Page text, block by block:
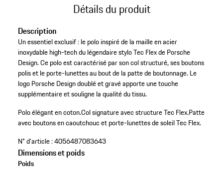
Détails du produit
Description
Un essentiel exclusif : le polo inspiré de la maille en acier
inoxydable high-tech du légendaire stylo Tec Flex de Porsche
Design. Ce polo est caractérisé par son col structuré, ses boutons
polis et le porte-lunettes au bout de la patte de boutonnage. Le
logo Porsche Design doublé et gravé apporte une touche
supplémentaire et souligne la qualité du tissu.
Polo élégant en coton.Col signature avec structure Tec Flex.Patte
avec boutons en caoutchouc et porte-lunettes de soleil Tec Flex.
N° d'article :4056487083643
Dimensions et poids
Poids